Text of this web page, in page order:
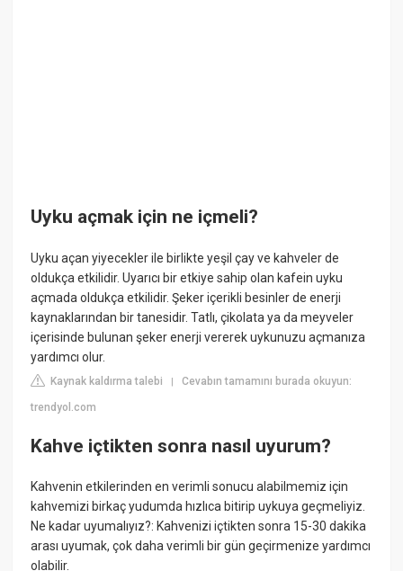
Uyku açmak için ne içmeli?
Uyku açan yiyecekler ile birlikte yeşil çay ve kahveler de
oldukça etkilidir. Uyarıcı bir etkiye sahip olan kafein uyku
açmada oldukça etkilidir. Şeker içerikli besinler de enerji
kaynaklarından bir tanesidir. Tatlı, çikolata ya da meyveler
içerisinde bulunan şeker enerji vererek uykunuzu açmanıza
yardımcı olur.
Kaynak kaldırma talebi |Cevabın tamamını burada okuyun:
trendyol.com
Kahve içtikten sonra nasıl uyurum?
Kahvenin etkilerinden en verimli sonucu alabilmemiz için
kahvemizi birkaç yudumda hızlıca bitirip uykuya geçmeliyiz.
Ne kadar uyumalıyız?: Kahvenizi içtikten sonra 15-30 dakika
arası uyumak, çok daha verimli bir gün geçirmenize yardımcı
olabilir.